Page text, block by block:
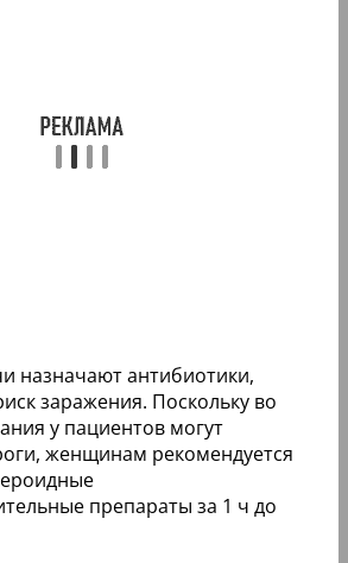
назначают антибиотики,
заражения. Поскольку во
у пациентов могут
женщинам рекомендуется
препараты за 1 ч до